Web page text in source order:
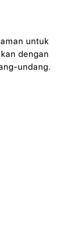
untuk
dengan
undang.